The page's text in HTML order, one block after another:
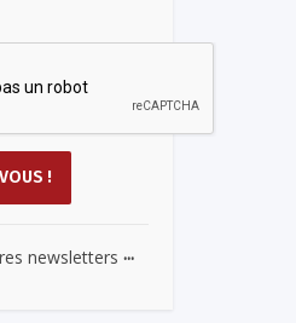
newsletters ...